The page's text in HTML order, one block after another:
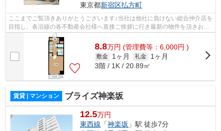
東京都新宿区払方町
ここまでご覧頂きありがとうございます♪当社は他社に負けない総合仲介店を
目指し、各沿線の各不動産会社様へ直接ご挨拶に行き最新の物件を頂きお客
様へ提供しております！最新の情報は...
8.8万円 (管理費等：6,000円 )
敷金 1ヶ月 礼金
1ヶ月
3階 / 1K / 20.89㎡
賃貸 | マンション ブライズ神楽坂
12.5万円
東西線 「神楽坂 」駅 徒歩7分